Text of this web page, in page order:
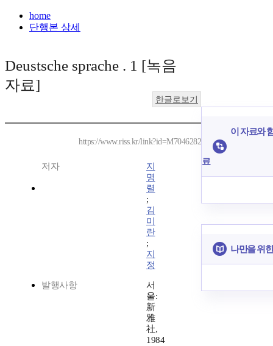
home
단행본 상세
Deustsche sprache . 1 [녹음
자료]
한글로보기
https://www.riss.kr/link?id=M7046282
저자
지
명
렬
;
김
미
란
;
지
정
발행사항
서
울:
新
雅
社,
1984
이 자료와
료
나만을 위